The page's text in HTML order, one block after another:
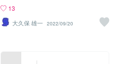
Ｙ ' Const RDGFVSPC = 70
'描画間隔(横) Const RDGFHSPC = 60
'描画間隔(縦） Const RDGFCOL
13
大久保 雄一 2022/09/20